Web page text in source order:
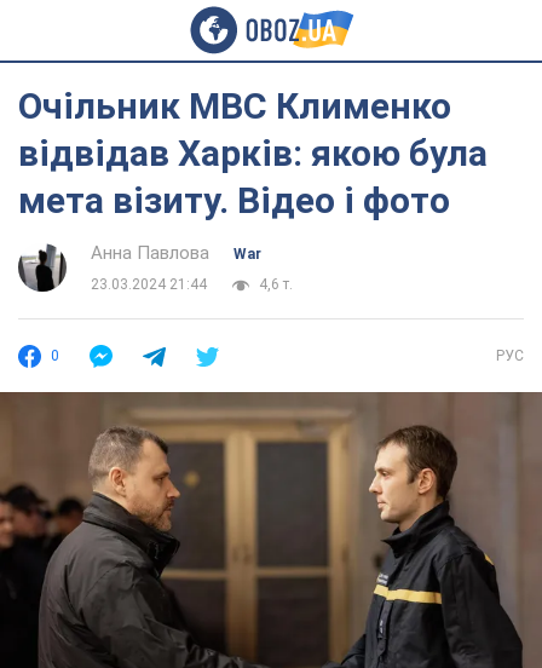
Очільник МВС Клименко
відвідав Харків: якою була
мета візиту. Відео і фото
Анна Павлова
War
23.03.2024 21:44
4,6 т.
0 РУС